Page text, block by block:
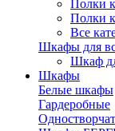
Полки
Полки
Все
Шкафы для
Шкаф
Шкафы
Белые шкафы
Гардеробные